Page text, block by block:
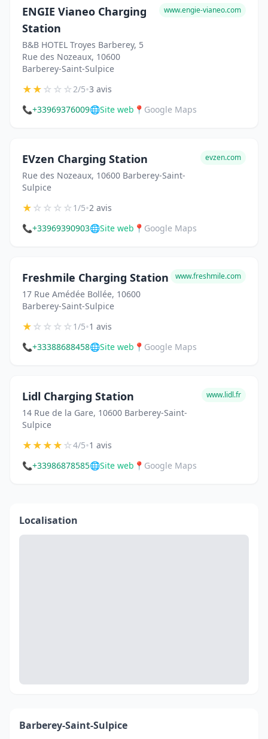
ENGIE Vianeo Charging
Station
B&B HOTEL Troyes Barberey, 5
Rue des Nozeaux, 10600
Barberey-Saint-Sulpice
www.engie-vianeo.com
★★☆☆☆2/5•3 avis
📞+33969376009🌐Site web 📍 Google Maps
EVzen Charging Station
Rue des Nozeaux, 10600 Barberey-Saint-
Sulpice
evzen.com
★☆☆☆☆1/5•2 avis
📞+33969390903🌐Site web 📍 Google Maps
Freshmile Charging Station
17 Rue Amédée Bollée, 10600
Barberey-Saint-Sulpice
www.freshmile.com
★☆☆☆☆1/5•1 avis
📞+33388688458🌐Site web 📍 Google Maps
Lidl Charging Station
14 Rue de la Gare, 10600 Barberey-Saint-
Sulpice
www.lidl.fr
★★★★☆4/5•1 avis
📞+33986878585🌐Site web 📍 Google Maps
Localisation
Barberey-Saint-Sulpice